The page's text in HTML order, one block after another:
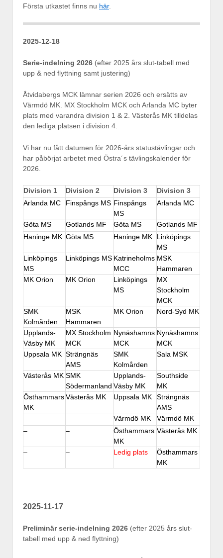
Första utkastet finns nu här.
2025-12-18
Serie-indelning 2026 (efter 2025 års slut-tabell med
upp & ned flyttning samt justering)
Åtvidabergs MCK lämnar serien 2026 och ersätts av
Värmdö MK. MX Stockholm MCK och Arlanda MC byter
plats med varandra division 1 & 2. Västerås MK tilldelas
den lediga platsen i division 4.
Vi har nu fått datumen för 2026-års statustävlingar och
har påbörjat arbetet med Östra´s tävlingskalender för
2026.
Division 1 Division 2 Division 3
Division 3
Arlanda MC
Finspångs MS Finspångs
MS
Arlanda MC
Göta MS Gotlands MF Göta MS
Gotlands MF
Haninge MK Göta MS Haninge MK
Linköpings
MS
Linköpings
MS
Linköpings MS Katrineholms
MCC
MSK
Hammaren
MK Orion
MK Orion
Linköpings
MS
MX
Stockholm
MCK
SMK
Kolmården
MSK
Hammaren
MK Orion Nord-Syd MK
Upplands-
Väsby MK
MX Stockholm
MCK
Nynäshamns
MCK
Nynäshamns
MCK
Uppsala MK Strängnäs
AMS
SMK
Kolmården
Sala MSK
Västerås MK SMK
Södermanland
Upplands-
Väsby MK
Southside
MK
Östhammars
MK
Västerås MK Uppsala MK
Strängnäs
AMS
–
– Värmdö MK
Värmdö MK
–
–
Östhammars
MK
Västerås MK
– – Ledig plats
Östhammars
MK
2025-11-17
Preliminär serie-indelning 2026 (efter 2025 års slut-
tabell med upp & ned flyttning)